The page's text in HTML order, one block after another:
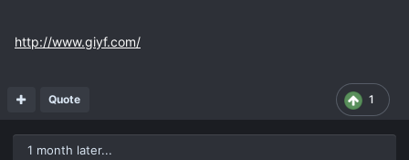
http://www.giyf.com/
1
Quote
1 month later...